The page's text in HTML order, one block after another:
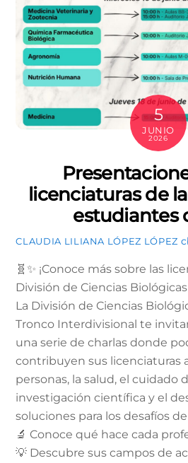
5
JUNIO
2026
licenciaturas de
estudiantes
CLAUDIA LILIANA LÓPEZ LÓPEZ
🧬✨ ¡Conoce más sobre las
División de Ciencias Biológicas
La División de Ciencias
Tronco Interdivisional te
una serie de charlas donde
contribuyen sus licenciaturas
personas, la salud, el cuidado
investigación científica y el
soluciones para los desafíos
🔬 Conoce qué hace cada
💡 Descubre sus campos de